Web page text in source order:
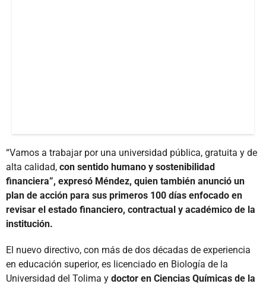
“Vamos a trabajar por una universidad pública, gratuita y de
alta calidad, con sentido humano y sostenibilidad
financiera”, expresó Méndez, quien también anunció un
plan de acción para sus primeros 100 días enfocado en
revisar el estado financiero, contractual y académico de la
institución.
El nuevo directivo, con más de dos décadas de experiencia
en educación superior, es licenciado en Biología de la
Universidad del Tolima y doctor en Ciencias Químicas de la